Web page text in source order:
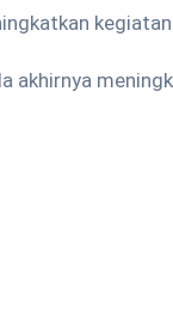
akhirnya